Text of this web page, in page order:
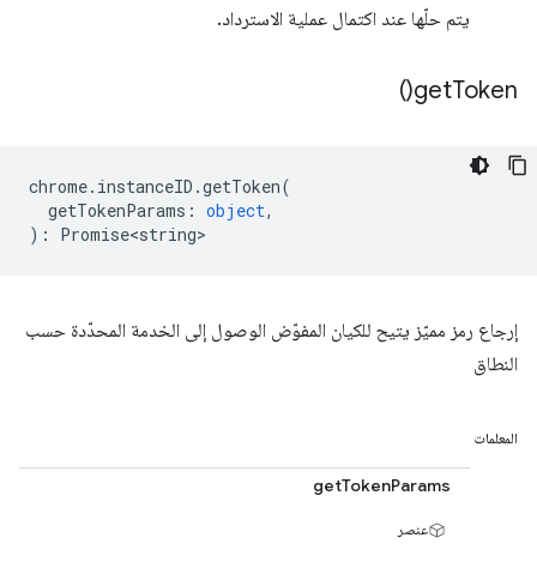
يتم حلّها عند اكتمال عملية الاسترداد.
getToken(
)
chrome. instanceID .getToken(
getTokenParams : object,
) : Promise<string>
إرجاع رمز مميّز يتيح للكيان المفوّض الوصول إلى الخدمة المحدّدة حسب
النطاق
المعلمات
getTokenParams
عنصر